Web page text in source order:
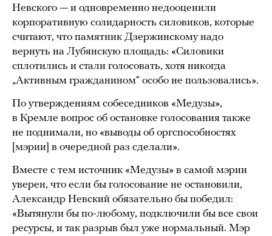
Невского — и одновременно недооценили
корпоративную солидарность силовиков, которые
считают, что памятник Дзержинскому надо
вернуть на Лубянскую площадь: «Силовики
сплотились и стали голосовать, хотя никогда
„Активным гражданином“ особо не пользовались».
По утверждениям собеседников «Медузы»,
в Кремле вопрос об остановке голосования также
не поднимали, но «выводы об оргспособностях
[мэрии] в очередной раз сделали».
Вместе с тем источник «Медузы» в самой мэрии
уверен, что если бы голосование не остановили,
Александр Невский обязательно бы победил:
«Вытянули бы по-любому, подключили бы все свои
ресурсы, и так разрыв был уже нормальный. Мэр